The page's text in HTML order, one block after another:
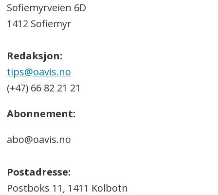
Sofiemyrveien 6D
1412 Sofiemyr
Redaksjon:
tips@oavis.no
(+47) 66 82 21 21
Abonnement:
abo@oavis.no
Postadresse:
Postboks 11, 1411 Kolbotn